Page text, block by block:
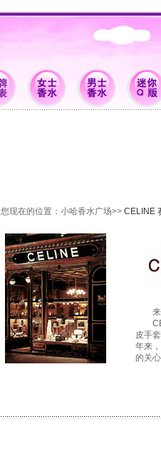
您现在的位置： 小哈香水广场>> CELINE
来自
皮手
年来
的关